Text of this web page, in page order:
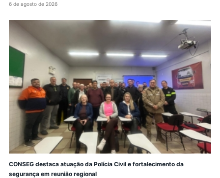
6 de agosto de 2026
CONSEG destaca atuação da Polícia Civil e fortalecimento da
segurança em reunião regional